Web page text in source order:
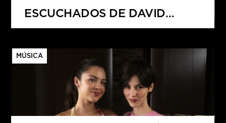
ESCUCHADOS DE DAVID
MÚSICA